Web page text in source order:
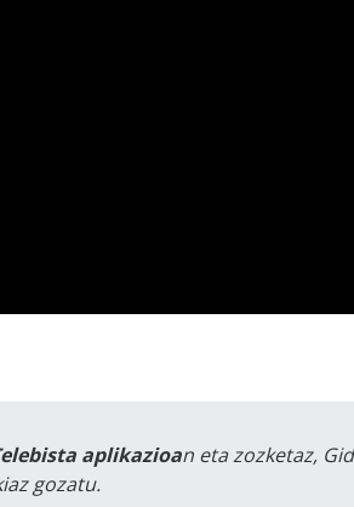
aplikazioan eta zozketaz,
gozatu.